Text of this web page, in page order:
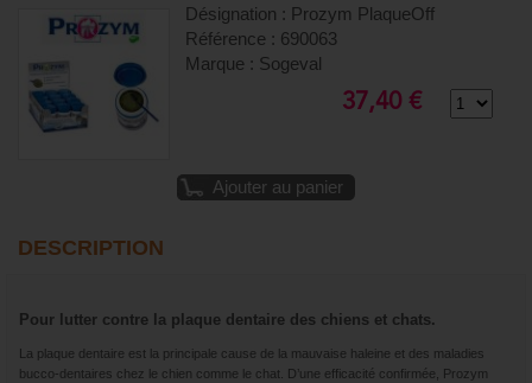
Désignation : Prozym PlaqueOff
Référence : 690063
Marque : Sogeval
37,40 €
Ajouter au panier
DESCRIPTION
Pour lutter contre la plaque dentaire des chiens et chats.
La plaque dentaire est la principale cause de la mauvaise haleine et des maladies
bucco-dentaires chez le chien comme le chat. D’une efficacité confirmée, Prozym